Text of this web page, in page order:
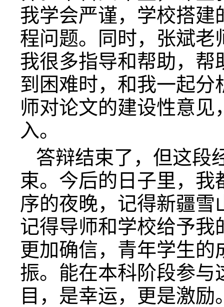
我学会严谨，学校搭建
程问题。同时，张斌老
我很多指导和帮助，帮
到困难时，和我一起
师对论文的建设性意
入。
答辩结束了，但这段
束。今后的日子里，
序的夜晚，记得新疆
记得导师和学校给予我
更加确信，青年学生
振。能在本科阶段参与
目，是幸运，更是激励